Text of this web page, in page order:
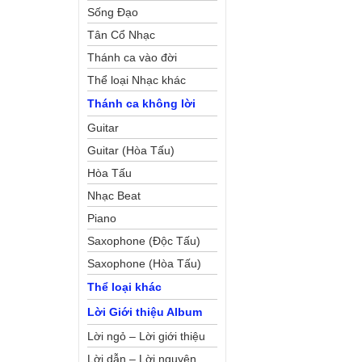
Sống Đạo
Tân Cổ Nhạc
Thánh ca vào đời
Thể loại Nhạc khác
Thánh ca không lời
Guitar
Guitar (Hòa Tấu)
Hòa Tấu
Nhạc Beat
Piano
Saxophone (Độc Tấu)
Saxophone (Hòa Tấu)
Thể loại khác
Lời Giới thiệu Album
Lời ngỏ – Lời giới thiệu
Lời dẫn – Lời nguyện